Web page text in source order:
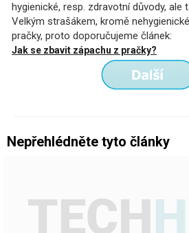
hygienické, resp. zdravotní důvody, ale
Velkým strašákem, kromě
pračky, proto doporučujeme článek:
Jak se zbavit zápachu z pračky?
Nepřehlédněte tyto články